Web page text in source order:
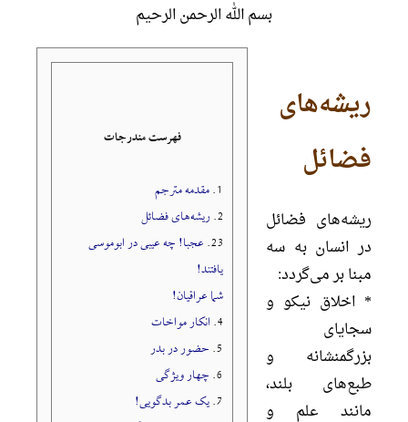
بسم الله الرحمن الرحیم
فهرست مندرجات
1. مقدمه مترجم
2. ریشه‌های فضائل
23. عجبا! چه عیبی در ابوموسی
یافتند!
شما عراقیان!
4. انکار مواخات
5. حضور در بدر
6. چهار ویژگی
7. یک عمر بدگویی!
ریشه‌های
فضائل
ریشه‌های فضائل
در انسان به سه
مبنا بر می‌گردد:
* اخلاق نیکو و
سجایای
بزرگمنشانه و
طبع‌های بلند،
مانند علم و